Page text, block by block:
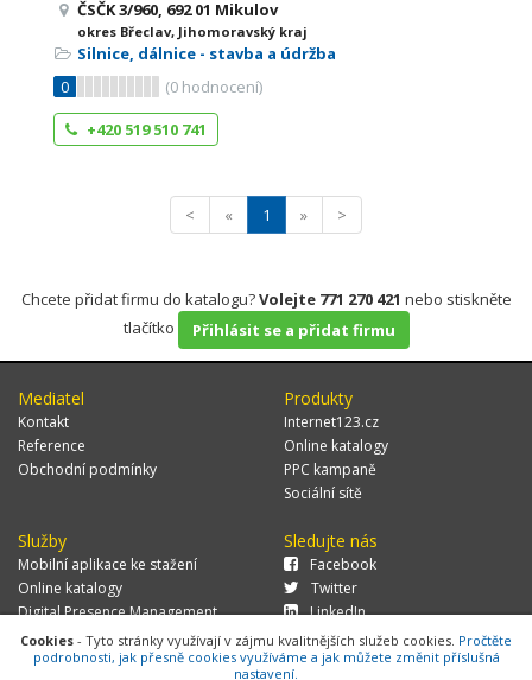
ČSČK 3/960, 692 01 Mikulov
okres Břeclav, Jihomoravský kraj
Silnice, dálnice - stavba a údržba
0
(0 hodnocení)
+420 519 510 741
< « 1 » >
Chcete přidat firmu do katalogu?Volejte 771 270 421 nebo stiskněte
tlačítko
Přihlásit se a přidat firmu
Mediatel
Kontakt
Reference
Obchodní podmínky
Produkty
Internet123.cz
Online katalogy
PPC kampaně
Sociální sítě
Služby
Mobilní aplikace ke stažení
Online katalogy
Digital Presence Management
Více zákazníků
Sledujte nás
Facebook
Twitter
LinkedIn
Cookies - Tyto stránky využívají v zájmu kvalitnějších služeb cookies. Pročtěte
podrobnosti, jak přesně cookies využíváme a jak můžete změnit příslušná
nastavení.